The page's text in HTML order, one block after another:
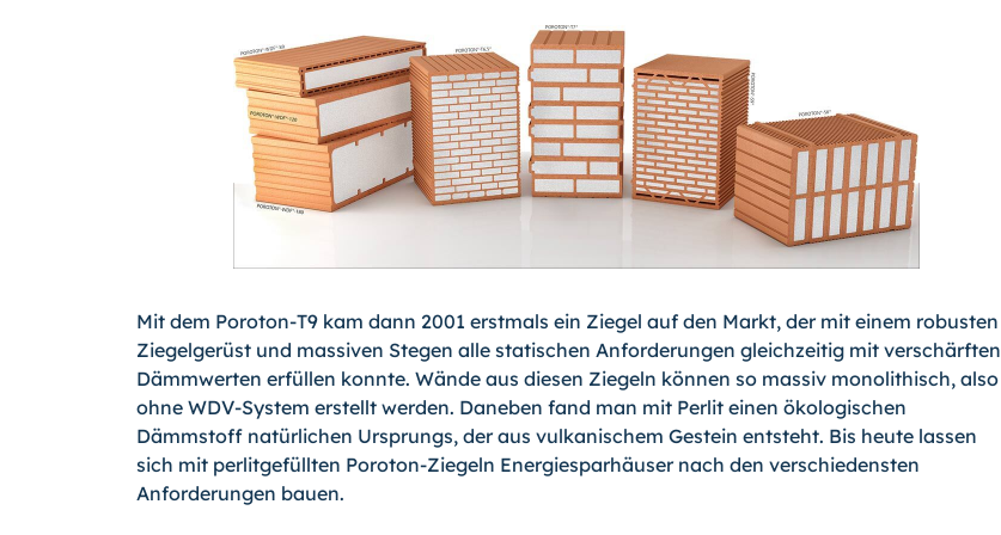
Mit dem Poroton-T9 kam dann 2001 erstmals ein Ziegel auf den Markt, der mit einem robusten
Ziegelgerüst und massiven Stegen alle statischen Anforderungen gleichzeitig mit verschärften
Dämmwerten erfüllen konnte. Wände aus diesen Ziegeln können so massiv monolithisch, also
ohne WDV-System erstellt werden. Daneben fand man mit Perlit einen ökologischen
Dämmstoff natürlichen Ursprungs, der aus vulkanischem Gestein entsteht. Bis heute lassen
sich mit perlitgefüllten Poroton-Ziegeln Energiesparhäuser nach den verschiedensten
Anforderungen bauen.